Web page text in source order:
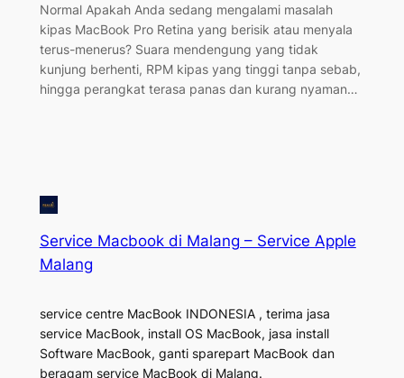
Normal Apakah Anda sedang mengalami masalah
kipas MacBook Pro Retina yang berisik atau menyala
terus-menerus? Suara mendengung yang tidak
kunjung berhenti, RPM kipas yang tinggi tanpa sebab,
hingga perangkat terasa panas dan kurang nyaman…
Service Macbook di Malang – Service Apple
Malang
service centre MacBook INDONESIA , terima jasa
service MacBook, install OS MacBook, jasa install
Software MacBook, ganti sparepart MacBook dan
beragam service MacBook di Malang.